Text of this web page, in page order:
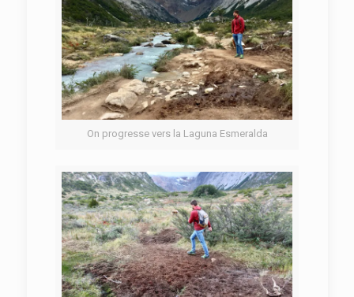
On progresse vers la Laguna Esmeralda